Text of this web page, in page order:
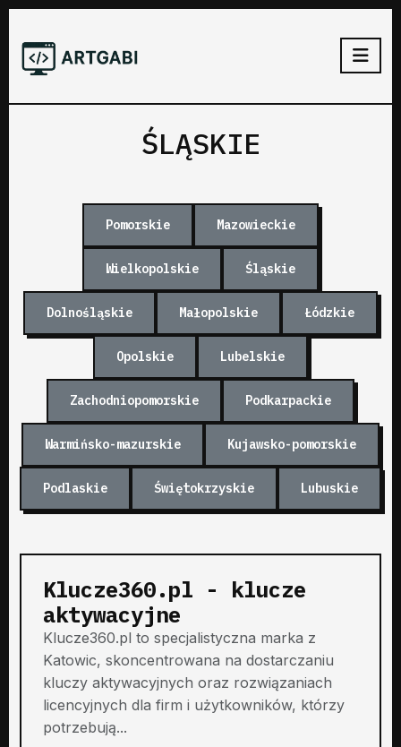
ŚLĄSKIE
Pomorskie Mazowieckie
Wielkopolskie Śląskie
Dolnośląskie Małopolskie Łódzkie
Opolskie Lubelskie
Zachodniopomorskie Podkarpackie
Warmińsko-mazurskie Kujawsko-pomorskie
Podlaskie Świętokrzyskie Lubuskie
Klucze360.pl - klucze
aktywacyjne
Klucze360.pl to specjalistyczna marka z
Katowic, skoncentrowana na dostarczaniu
kluczy aktywacyjnych oraz rozwiązaniach
licencyjnych dla firm i użytkowników, którzy
potrzebują...